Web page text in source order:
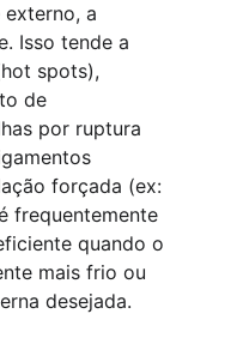
a
Isso tende a
spots),
de
por ruptura
forçada (ex:
frequentemente
quando o
mais frio ou
desejada.